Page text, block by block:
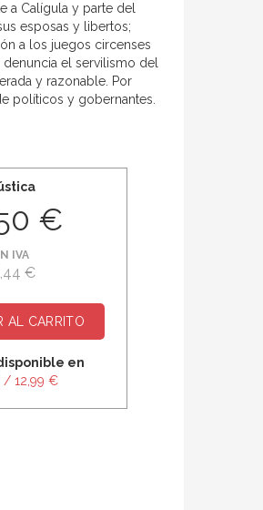
a Calígula y parte del
esposas y libertos;
a los juegos circenses
el servilismo del
y razonable. Por
políticos y gobernantes.
€
IVA
€
AL CARRITO
en
/ 12,99 €